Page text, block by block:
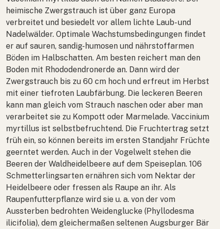
heimische Zwergstrauch ist über ganz Europa
verbreitet und besiedelt vor allem lichte Laub- und
Nadelwälder. Optimale Wachstumsbedingungen findet
er auf sauren, sandig-humosen und nährstoffarmen
Böden im Halbschatten. Am besten reichert man den
Boden mit Rhododendronerde an. Dann wird der
Zwergstrauch bis zu 60 cm hoch und erfreut im Herbst
mit einer tiefroten Laubfärbung. Die leckeren Beeren
kann man gleich vom Strauch naschen oder aber man
verarbeitet sie zu Kompott oder Marmelade. Vaccinium
myrtillus ist selbstbefruchtend. Die Fruchtertrag setzt
früh ein, so können bereits im ersten Standjahr Früchte
geerntet werden. Auch in der Vogelwelt stehen die
Beeren der Waldheidelbeere auf dem Speiseplan. 106
Schmetterlingsarten ernähren sich vom Nektar der
Heidelbeere oder fressen als Raupe an ihr. Als
Raupenfutterpflanze wird sie u. a. von der vom
Aussterben bedrohten Weidenglucke (Phyllodesma
ilicifolia), dem gleichermaßen seltenen Augsburger Bär